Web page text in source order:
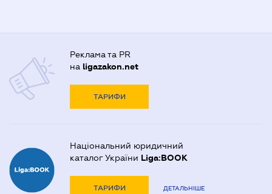
Реклама та PR
на ligazakon.net
ТАРИФИ
Національний юридичний
каталог України Liga:BOOK
ТАРИФИ ДЕТАЛЬНІШЕ